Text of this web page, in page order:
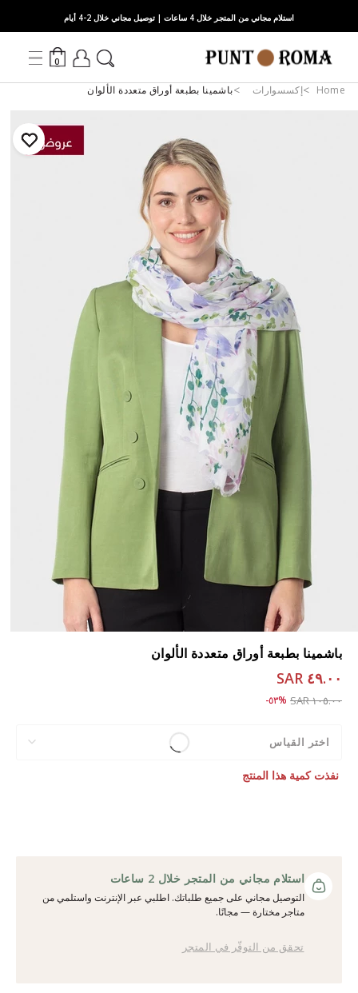
استلام مجاني من المتجر خلال 4 ساعات | توصيل مجاني خلال 2-4 أيام
0
Home إكسسوارات باشمينا بطبعة أوراق متعددة الألوان
باشمينا بطبعة أوراق متعددة الألوان
٤٩.٠٠ SAR
Price reduced from
١٠٥.٠٠ SAR to ٤٩.٠٠ SAR%٥٣-
اختر القياس
نفذت كمية هذا المنتج
استلام مجاني من المتجر خلال 2 ساعات
التوصيل مجاني على جميع طلباتك. اطلبي عبر الإنترنت واستلمي من
متاجر مختارة — مجانًا.
تحقق من التوفّر في المتجر